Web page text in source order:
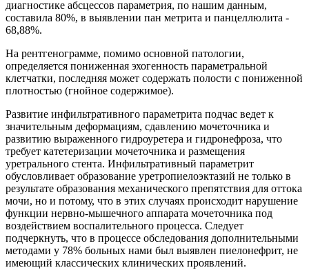
диагностике абсцессов параметрия, по нашим данным,
составила 80%, в выявлении пан метрита и панцеллюлита -
68,88%.
На рентгенограмме, помимо основной патологии,
определяется пониженная эхогенность параметральной
клетчатки, последняя может содержать полости с пониженной
плотностью (гнойное содержимое).
Развитие инфильтративного параметрита подчас ведет к
значительным деформациям, сдавлению мочеточника и
развитию выраженного гидроуретера и гидронефроза, что
требует катетеризации мочеточника и размещения
уретрального стента. Инфильтративный параметрит
обусловливает образование уретропиелоэктазий не только в
результате образования механического препятствия для оттока
мочи, но и потому, что в этих случаях происходит нарушение
функции нервно-мышечного аппарата мочеточника под
воздействием воспалительного процесса. Следует
подчеркнуть, что в процессе обследования дополнительными
методами у 78% больных нами был выявлен пиелонефрит, не
имеющий классических клинических проявлений.